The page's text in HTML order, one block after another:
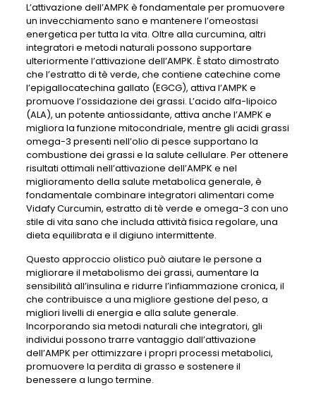
L’attivazione dell’AMPK è fondamentale per promuovere
un invecchiamento sano e mantenere l’omeostasi
energetica per tutta la vita. Oltre alla curcumina, altri
integratori e metodi naturali possono supportare
ulteriormente l’attivazione dell’AMPK. È stato dimostrato
che l’estratto di tè verde, che contiene catechine come
l’epigallocatechina gallato (EGCG), attiva l’AMPK e
promuove l’ossidazione dei grassi. L’acido alfa-lipoico
(ALA), un potente antiossidante, attiva anche l’AMPK e
migliora la funzione mitocondriale, mentre gli acidi grassi
omega-3 presenti nell’olio di pesce supportano la
combustione dei grassi e la salute cellulare. Per ottenere
risultati ottimali nell’attivazione dell’AMPK e nel
miglioramento della salute metabolica generale, è
fondamentale combinare integratori alimentari come
Vidafy Curcumin, estratto di tè verde e omega-3 con uno
stile di vita sano che includa attività fisica regolare, una
dieta equilibrata e il digiuno intermittente.
Questo approccio olistico può aiutare le persone a
migliorare il metabolismo dei grassi, aumentare la
sensibilità all’insulina e ridurre l’infiammazione cronica, il
che contribuisce a una migliore gestione del peso, a
migliori livelli di energia e alla salute generale.
Incorporando sia metodi naturali che integratori, gli
individui possono trarre vantaggio dall’attivazione
dell’AMPK per ottimizzare i propri processi metabolici,
promuovere la perdita di grasso e sostenere il
benessere a lungo termine.